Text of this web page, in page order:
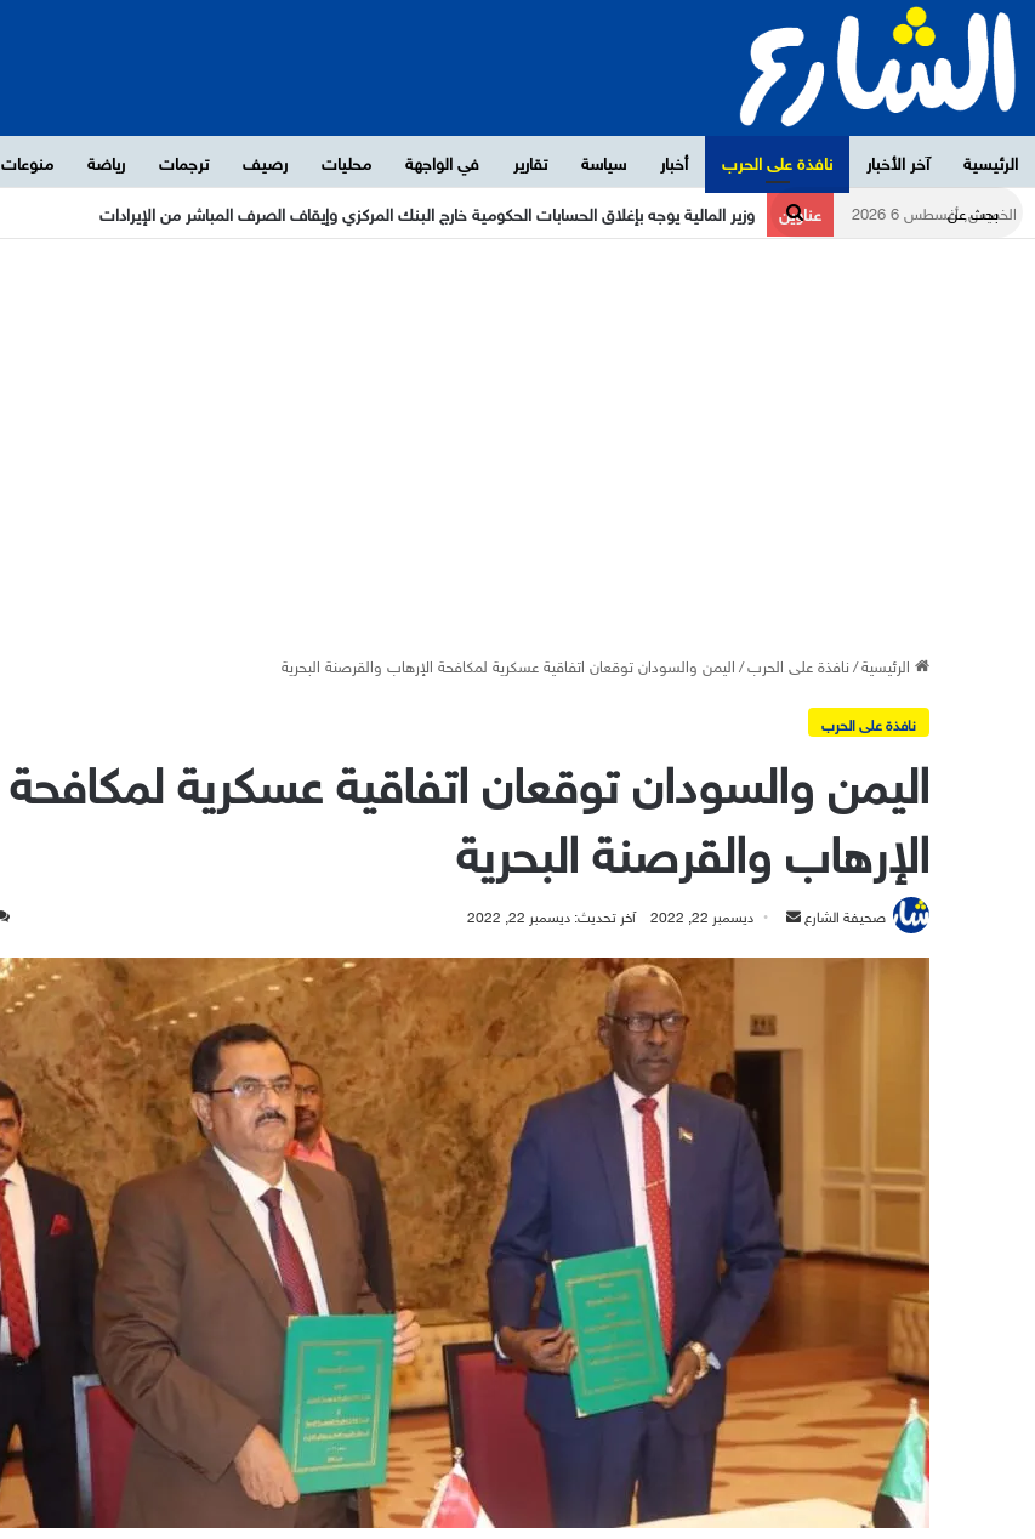
الرئيسية آخر الأخبار نافذة على الحرب أخبار سياسة تقارير في الواجهة محليات رصيف ترجمات رياضة منوعات
بحث
الخميس, أغسطس 6 2026 عناوين وزير المالية يوجه بإغلاق الحسابات الحكومية خارج البنك المركزي وإيقاف الصرف المباشر من الإيرادات
الرئيسية/نافذة على الحرب/اليمن والسودان توقعان اتفاقية عسكرية لمكافحة الإرهاب والقرصنة البحرية
نافذة على الحرب
اليمن والسودان توقعان اتفاقية عسكرية لمكافحة
الإرهاب والقرصنة البحرية
صحيفة الشارع
أرسل ديسمبر 22, 2022 آخر تحديث: ديسمبر 22, 2022